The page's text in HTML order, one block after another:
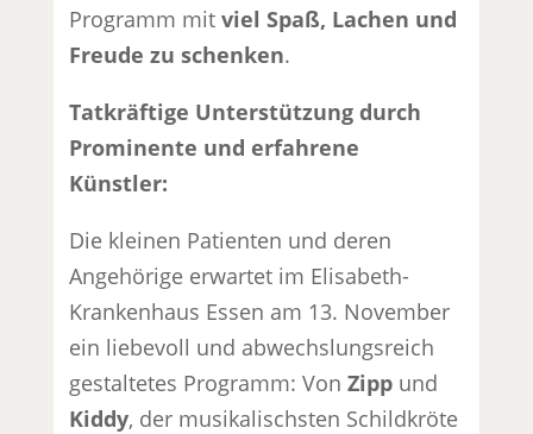
Programm mitviel Spaß, Lachen und
Freude zu schenken.
Tatkräftige Unterstützung durch
Prominente und erfahrene
Künstler:
Die kleinen Patienten und deren
Angehörige erwartet im Elisabeth-
Krankenhaus Essen am 13. November
ein liebevoll und abwechslungsreich
gestaltetes Programm: VonZipp und
Kiddy, der musikalischsten Schildkröte